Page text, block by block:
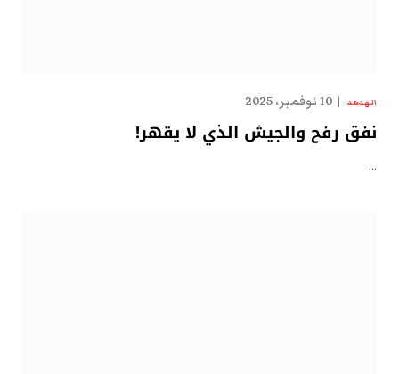
الهدهد 10 نوفمبر، 2025
نفق رفح والجيش الذي لا يقهر!
…